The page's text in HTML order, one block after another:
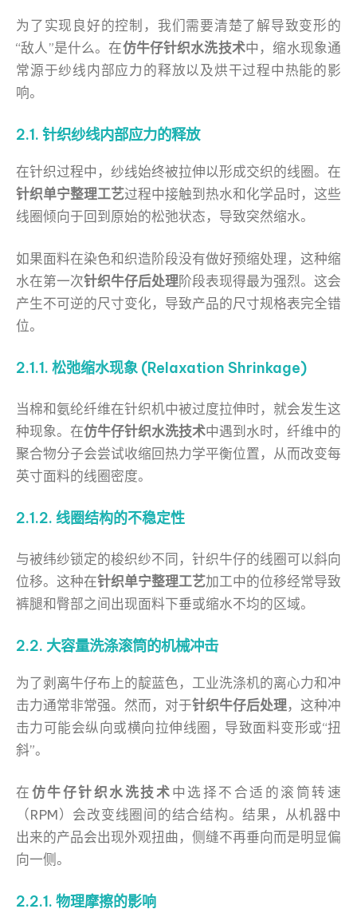
为了实现良好的控制，我们需要清楚了解导致变形的
“敌人”是什么。在仿牛仔针织水洗技术中，缩水现象通
常源于纱线内部应力的释放以及烘干过程中热能的影
响。
2.1. 针织纱线内部应力的释放
在针织过程中，纱线始终被拉伸以形成交织的线圈。在
针织单宁整理工艺过程中接触到热水和化学品时，这些
线圈倾向于回到原始的松弛状态，导致突然缩水。
如果面料在染色和织造阶段没有做好预缩处理，这种缩
水在第一次针织牛仔后处理阶段表现得最为强烈。这会
产生不可逆的尺寸变化，导致产品的尺寸规格表完全错
位。
2.1.1. 松弛缩水现象 (Relaxation Shrinkage)
当棉和氨纶纤维在针织机中被过度拉伸时，就会发生这
种现象。在仿牛仔针织水洗技术中遇到水时，纤维中的
聚合物分子会尝试收缩回热力学平衡位置，从而改变每
英寸面料的线圈密度。
2.1.2. 线圈结构的不稳定性
与被纬纱锁定的梭织纱不同，针织牛仔的线圈可以斜向
位移。这种在针织单宁整理工艺加工中的位移经常导致
裤腿和臀部之间出现面料下垂或缩水不均的区域。
2.2. 大容量洗涤滚筒的机械冲击
为了剥离牛仔布上的靛蓝色，工业洗涤机的离心力和冲
击力通常非常强。然而，对于针织牛仔后处理，这种冲
击力可能会纵向或横向拉伸线圈，导致面料变形或“扭
斜”。
在仿牛仔针织水洗技术中选择不合适的滚筒转速
（RPM）会改变线圈间的结合结构。结果，从机器中
出来的产品会出现外观扭曲，侧缝不再垂向而是明显偏
向一侧。
2.2.1. 物理摩擦的影响